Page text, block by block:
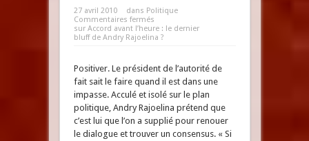
27 avril 2010 dans Politique
Commentaires fermés
sur Accord avant l’heure : le dernier
bluff de Andry Rajoelina ?
Positiver. Le président de l’autorité de
fait sait le faire quand il est dans une
impasse. Acculé et isolé sur le plan
politique, Andry Rajoelina prétend que
c’est lui que l’on a supplié pour renouer
le dialogue et trouver un consensus. « Si